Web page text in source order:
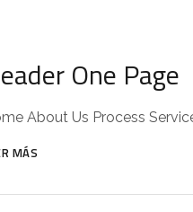
One Page
About Us Process
MÁS